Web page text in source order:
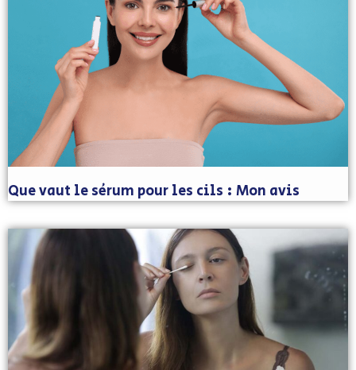
Que vaut le sérum pour les cils : Mon avis